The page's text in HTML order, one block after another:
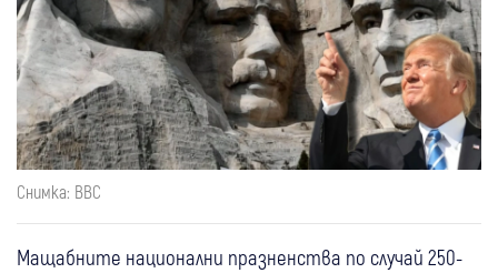
Снимка: BBC
Мащабните национални празненства по случай 250-